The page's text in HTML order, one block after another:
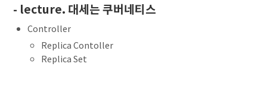
- lecture. 대세는 쿠버네티스
Controller
Replica Contoller
Replica Set